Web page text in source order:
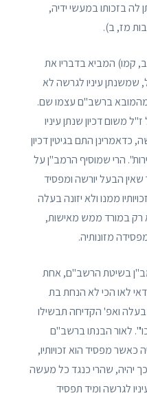
לה בזכותו במעשי ידיה,
מז, ב).
קמו) המביא בדבריו את
עיניו לגרשה לא
מהמובא ברשב"ם עצמו שם.
משום דכיון שנתן עיניו
כדאמרינן התם בגיטין דכיון
הרי שמוסיף הרמב"ן על
הבעל יורשה ומפסיד
ממנו ולא יזונה בעלה
רק במורד ממש מאישות,
מזונותיה.
בשיטת הרשב"ם, אחת
לאו הכי לא הנחת בת
ואפ' הקדיחה תבשילו
לאור הבנתו ברשב"ם
מפסיד הוא זכויותיו,
יהיה, שהרי כנגד כל מעשה
לגרשה ומיד תפסיד